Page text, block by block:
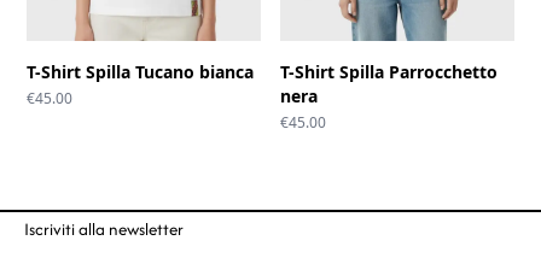
T-Shirt Spilla Tucano bianca
€45.00
T-Shirt Spilla Parrocchetto
nera
€45.00
Iscriviti alla newsletter